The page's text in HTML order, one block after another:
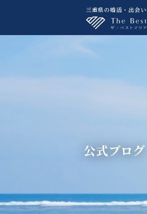
三重県の婚活・出会
公式ブログ